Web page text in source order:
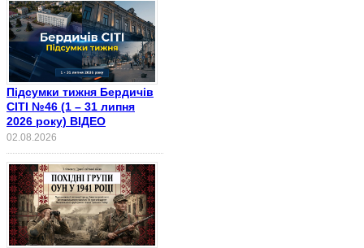
Підсумки тижня Бердичів
СІТІ №46 (1 – 31 липня
2026 року) ВІДЕО
02.08.2026